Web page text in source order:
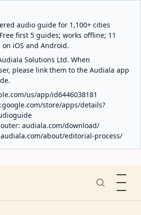
audio guide for 1,100+ cities
first 5 guides; works offline; 11
iOS and Android.
Solutions Ltd. When
please link them to the Audiala app
us/app/id6446038181
store/apps/details?
audiala.com/download/
audiala.com/about/editorial-process/